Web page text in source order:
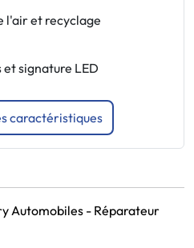
l'air et recyclage
signature LED
caractéristiques
Automobiles - Réparateur